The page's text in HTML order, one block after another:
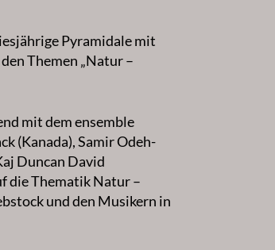
Pyramidale mit
Themen „Natur –
mit dem ensemble
(Kanada), Samir Odeh-
Duncan David
die Thematik Natur –
und den Musikern in